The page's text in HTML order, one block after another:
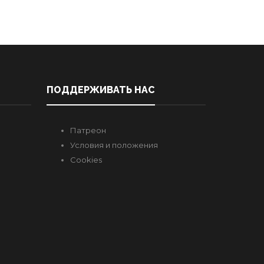
ПОДДЕРЖИВАТЬ НАС
Патреон
Условия и положения
Cookies